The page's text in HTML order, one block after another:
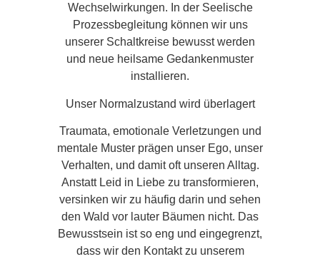
Wechselwirkungen. In der Seelische
Prozessbegleitung können wir uns
unserer Schaltkreise bewusst werden
und neue heilsame Gedankenmuster
installieren.
Unser Normalzustand wird überlagert
Traumata, emotionale Verletzungen und
mentale Muster prägen unser Ego, unser
Verhalten, und damit oft unseren Alltag.
Anstatt Leid in Liebe zu transformieren,
versinken wir zu häufig darin und sehen
den Wald vor lauter Bäumen nicht. Das
Bewusstsein ist so eng und eingegrenzt,
dass wir den Kontakt zu unserem